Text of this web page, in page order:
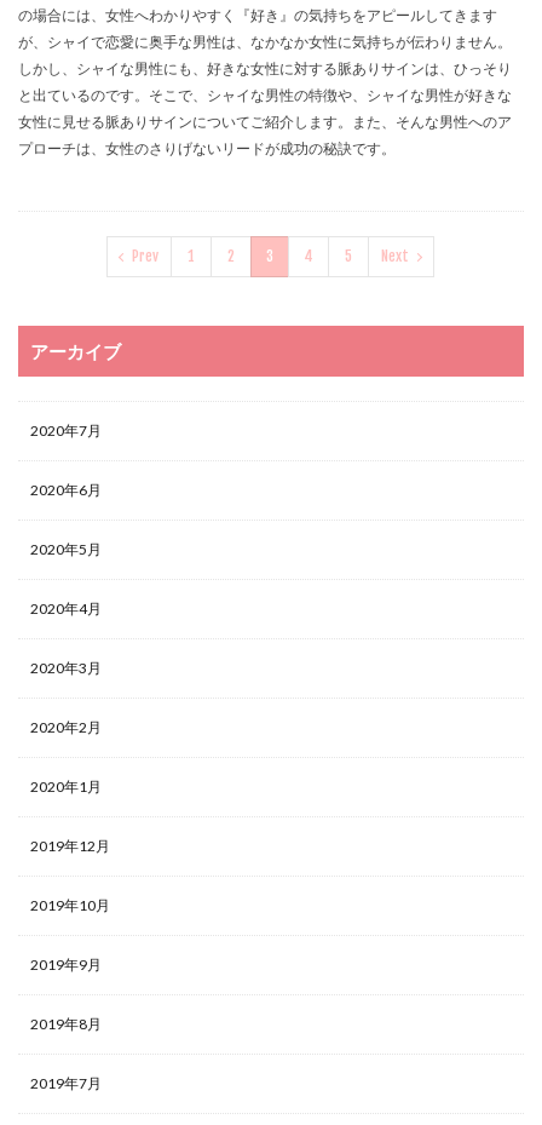
の場合には、女性へわかりやすく『好き』の気持ちをアピールしてきます
が、シャイで恋愛に奥手な男性は、なかなか女性に気持ちが伝わりません。
しかし、シャイな男性にも、好きな女性に対する脈ありサインは、ひっそり
と出ているのです。そこで、シャイな男性の特徴や、シャイな男性が好きな
女性に見せる脈ありサインについてご紹介します。また、そんな男性へのア
プローチは、女性のさりげないリードが成功の秘訣です。
Prev 1 2 3 4 5 Next
アーカイブ
2020年7月
2020年6月
2020年5月
2020年4月
2020年3月
2020年2月
2020年1月
2019年12月
2019年10月
2019年9月
2019年8月
2019年7月